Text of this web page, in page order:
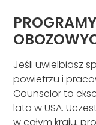
Jeśli uwielbiasz
powietrzu i
Counselor to
lata w USA.
w całym kraju,